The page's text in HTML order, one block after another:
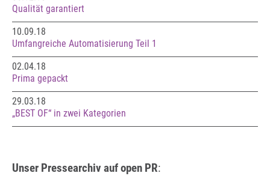
Qualität garantiert
10.09.18
Umfangreiche Automatisierung Teil 1
02.04.18
Prima gepackt
29.03.18
„BEST OF“ in zwei Kategorien
Unser Pressearchiv auf open PR: